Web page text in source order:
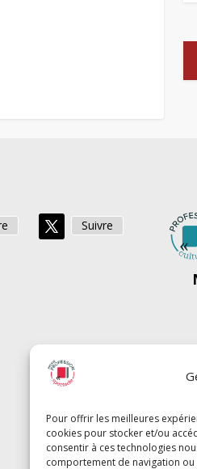
Pour offrir les meilleures
cookies pour stocker et/ou
consentir à ces technologies
comportement de navigation ou
Suivre